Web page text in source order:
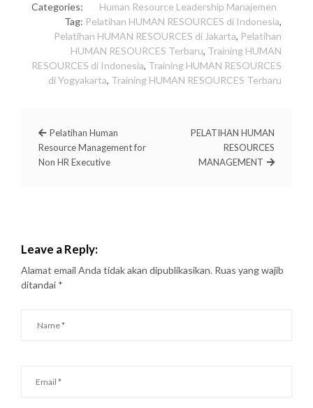
Categories: Human Resource Leadership Manajemen
Tag: Pelatihan HUMAN RESOURCES di Indonesia,
Pelatihan HUMAN RESOURCES di Jakarta, Pelatihan
HUMAN RESOURCES Terbaru, Training HUMAN
RESOURCES di Indonesia, Training HUMAN RESOURCES
di Yogyakarta, Training HUMAN RESOURCES Terbaru
Pelatihan Human
Resource Management for
Non HR Executive
PELATIHAN HUMAN
RESOURCES
MANAGEMENT
Leave a Reply:
Alamat email Anda tidak akan dipublikasikan. Ruas yang wajib
ditandai *